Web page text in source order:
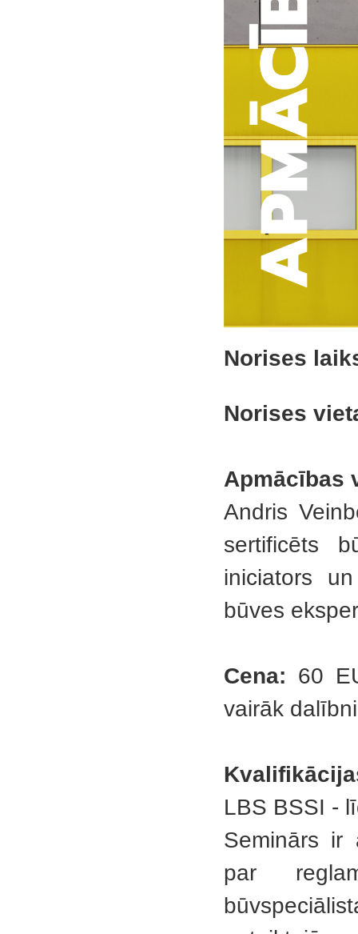
Norises
Norises
Apmācības
Andris
sertificēts
iniciators
būves
Cena: 60
vairāk
LBS BSSI -
Seminārs ir
par